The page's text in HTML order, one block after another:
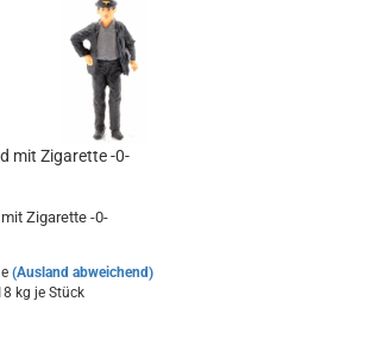
mit Zigarette -0-
Zigarette -0-
(Ausland abweichend)
kg je Stück